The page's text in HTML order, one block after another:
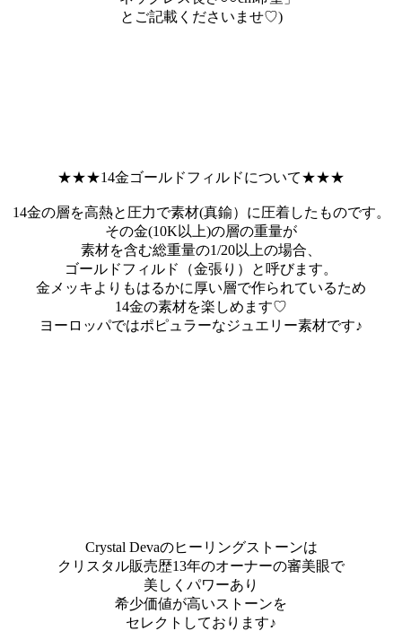
とご記載くださいませ♡)
★★★14金ゴールドフィルドについて★★★
14金の層を高熱と圧力で素材(真鍮）に圧着したものです。
その金(10K以上)の層の重量が
素材を含む総重量の1/20以上の場合、
ゴールドフィルド（金張り）と呼びます。
金メッキよりもはるかに厚い層で作られているため
14金の素材を楽しめます♡
ヨーロッパではポピュラーなジュエリー素材です♪
Crystal Devaのヒーリングストーンは
クリスタル販売歴13年のオーナーの審美眼で
美しくパワーあり
希少価値が高いストーンを
セレクトしております♪